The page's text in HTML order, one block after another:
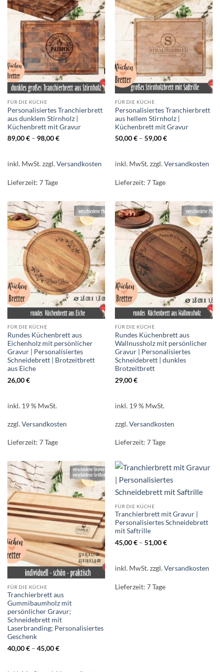
FÜR DIE KÜCHE
Personalisiertes Tranchierbrett
aus dunklem Stirnholz |
Küchenbrett mit Gravur
89,00€– 98,00€
inkl. MwSt.zzgl.Versandkosten
Lieferzeit: 7 Tage
FÜR DIE KÜCHE
Personalisiertes Tranchierbrett
aus hellem Stirnholz |
Küchenbrett mit Gravur
50,00€– 59,00€
inkl. MwSt.zzgl.Versandkosten
Lieferzeit: 7 Tage
FÜR DIE KÜCHE
Rundes Küchenbrett aus
Eichenholz mit persönlicher
Gravur | Personalisiertes
Schneidebrett | Brotzeitbrett
aus Eiche
26,00€
inkl. 19 % MwSt.
zzgl.Versandkosten
Lieferzeit: 7 Tage
FÜR DIE KÜCHE
Rundes Küchenbrett aus
Wallnussholz mit persönlicher
Gravur | Personalisiertes
Schneidebrett | dunkles
Brotzeitbrett
29,00€
inkl. 19 % MwSt.
zzgl.Versandkosten
Lieferzeit: 7 Tage
FÜR DIE KÜCHE
Tranchierbrett aus
Gummibaumholz mit
persönlicher Gravur;
Schneidebrett mit
Laserbranding; Personalisiertes
Geschenk
40,00€– 45,00€
FÜR DIE KÜCHE
Tranchierbrett mit Gravur |
Personalisiertes Schneidebrett
mit Saftrille
45,00€– 51,00€
inkl. MwSt.zzgl.Versandkosten
Lieferzeit: 7 Tage